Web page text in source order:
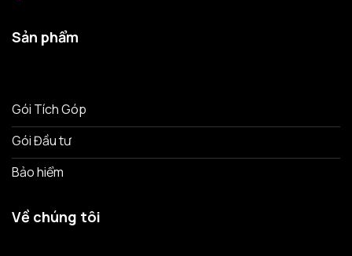
Sản phẩm
Gói Tích Góp
Gói Đầu tư
Bảo hiểm
Về chúng tôi